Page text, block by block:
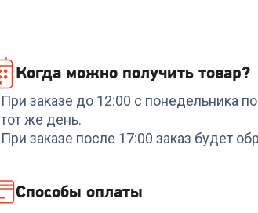
Код:6418252
Набор RONDELL RDA-1012 Kortado
5пр.ковш,кастр,сковор.26см,съем.руч
Код:6430477
Сковорода
Когда можно получить товар?
При заказе до 12:00 с понедельника
тот же день.
При заказе после 17:00 заказ будет
Способы оплаты